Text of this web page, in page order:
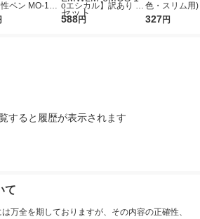
ペン MO-120
ゼブラ
oエシカル】訳あり ぺ
んてる ホワイトボー
588円
色・スリム
mm 黒 3本
327円
すると履歴が表示されます
て
万全を期しておりますが、その内容の正確性、